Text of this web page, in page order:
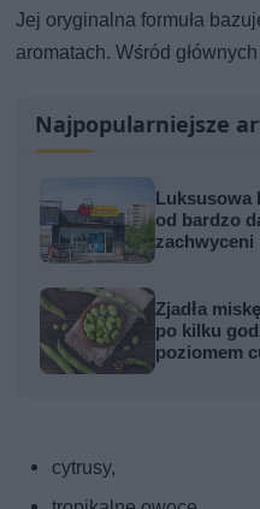
Jej oryginalna formuła
aromatach. Wśród
Najpopularniejsze
Luksusowa
od bardzo
zachwyceni
Zjadła
po kilku
poziomem
cytrusy,